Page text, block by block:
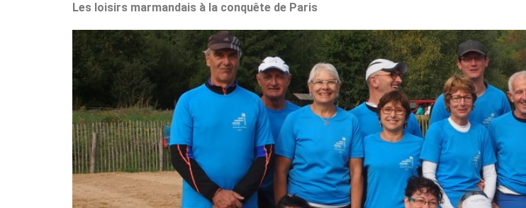
Les loisirs marmandais à la conquête de Paris